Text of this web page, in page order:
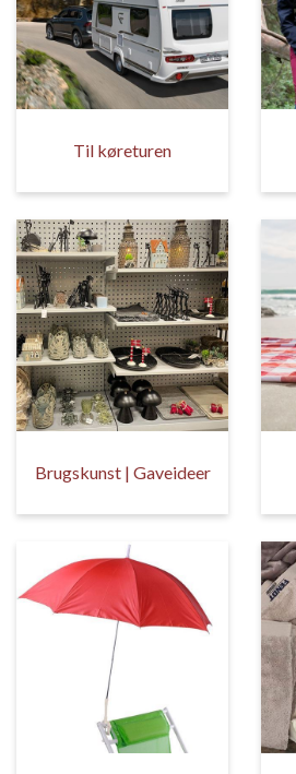
Til køreturen
Brugskunst | Gaveideer